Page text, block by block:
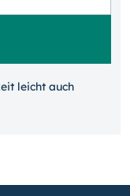
leicht auch